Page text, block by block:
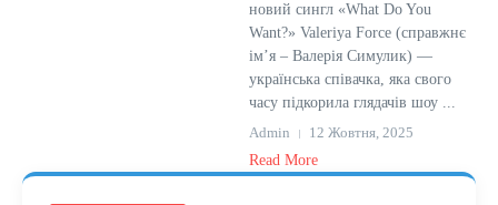
новий сингл «What Do You
Want?» Valeriya Force (справжнє
ім’я – Валерія Симулик) —
українська співачка, яка свого
часу підкорила глядачів шоу ...
Admin
12 Жовтня, 2025
Read More